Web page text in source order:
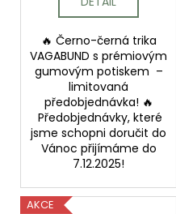
🔥 Černo-černá trika
VAGABUND s prémiovým
gumovým potiskem –
limitovaná
předobjednávka! 🔥
Předobjednávky, které
jsme schopni doručit do
Vánoc přijímáme do
7.12.2025!
AKCE